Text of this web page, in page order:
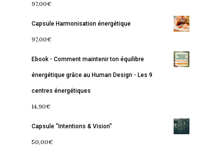
97,00€
Capsule Harmonisation énergétique
97,00€
Ebook - Comment maintenir ton équilibre
énergétique grâce au Human Design - Les 9
centres énergétiques
14,90€
Capsule "Intentions & Vision"
50,00€
Blog
Accompagnements